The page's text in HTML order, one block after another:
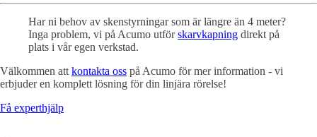
Har ni behov av skenstyrningar som är längre än 4 meter?
Inga problem, vi på Acumo utförskarvkapning direkt på
plats i vår egen verkstad.
Välkommen att kontakta oss på Acumo för mer information - vi
erbjuder en komplett lösning för din linjära rörelse!
Få experthjälp